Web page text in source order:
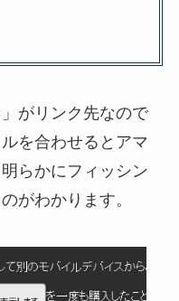
がリンク先なので
を合わせるとアマ
らかにフィッシン
がわかります。